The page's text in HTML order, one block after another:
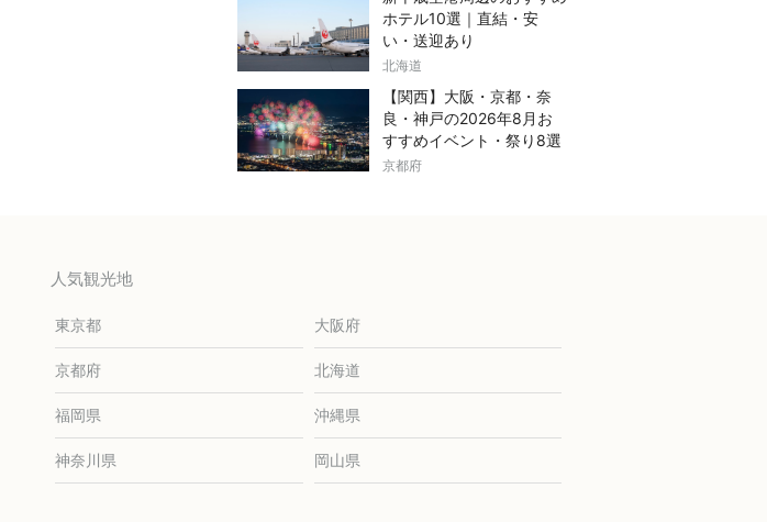
ホテル10選｜直結・安
い・送迎あり
北海道
【関西】大阪・京都・奈
良・神戸の2026年8月お
すすめイベント・祭り8選
京都府
人気観光地
東京都 大阪府
京都府 北海道
福岡県 沖縄県
神奈川県 岡山県